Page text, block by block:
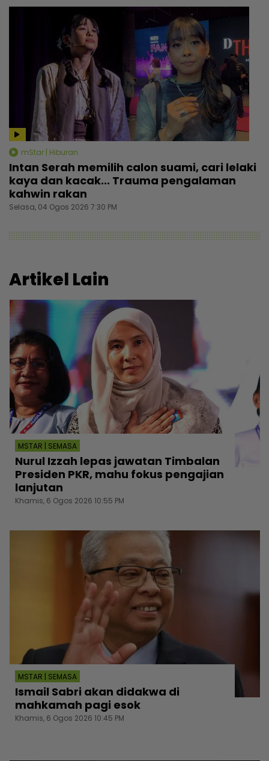
mStar | Hiburan
Intan Serah memilih calon suami, cari lelaki
kaya dan kacak... Trauma pengalaman
kahwin rakan
Selasa, 04 Ogos 2026 7:30 PM
Artikel Lain
MSTAR | SEMASA
Nurul Izzah lepas jawatan Timbalan
Presiden PKR, mahu fokus pengajian
lanjutan
Khamis, 6 Ogos 2026 10:55 PM
MSTAR | SEMASA
Ismail Sabri akan didakwa di
mahkamah pagi esok
Khamis, 6 Ogos 2026 10:45 PM